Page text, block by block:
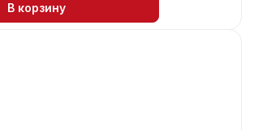
В корзину